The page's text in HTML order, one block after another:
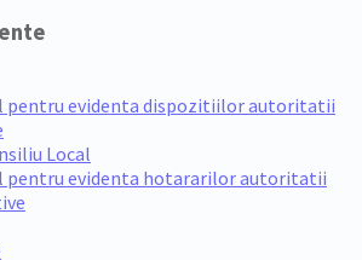
pentru evidenta dispozitiilor autoritatii
Local
pentru evidenta hotararilor autoritatii